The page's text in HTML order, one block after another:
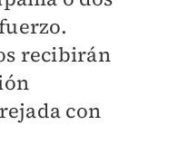
recibirán
con